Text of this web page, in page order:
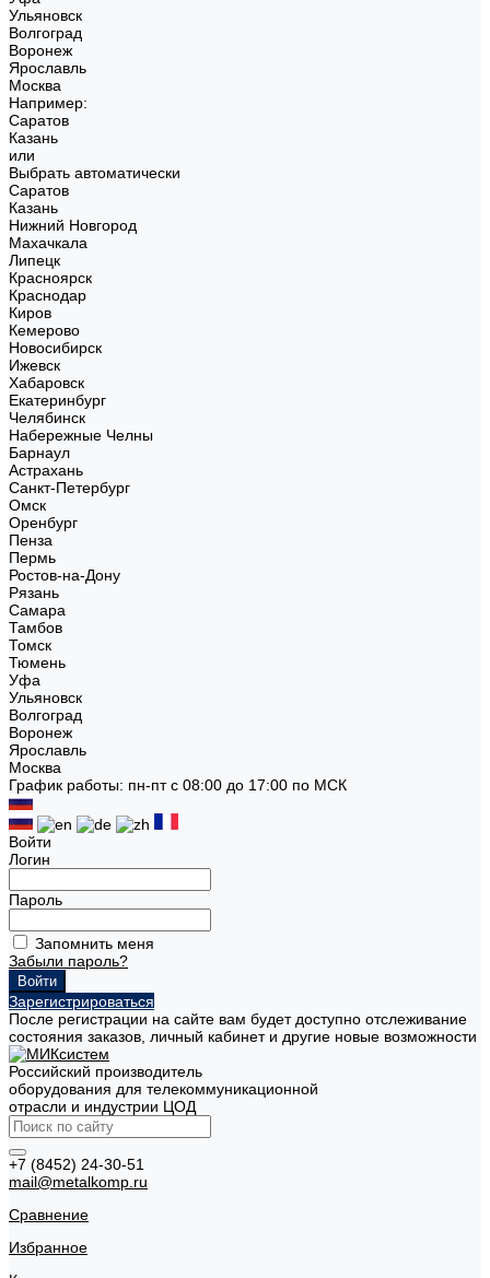
Ульяновск
Волгоград
Воронеж
Ярославль
Москва
Например:
Саратов
Казань
или
Выбрать автоматически
Саратов
Казань
Нижний Новгород
Махачкала
Липецк
Красноярск
Краснодар
Киров
Кемерово
Новосибирск
Ижевск
Хабаровск
Екатеринбург
Челябинск
Набережные Челны
Барнаул
Астрахань
Санкт-Петербург
Омск
Оренбург
Пенза
Пермь
Ростов-на-Дону
Рязань
Самара
Тамбов
Томск
Тюмень
Уфа
Ульяновск
Волгоград
Воронеж
Ярославль
Москва
График работы: пн-пт с 08:00 до 17:00 по МСК
Войти
Логин
Пароль
Запомнить меня
Забыли пароль?
Зарегистрироваться
После регистрации на сайте вам будет доступно отслеживание
состояния заказов, личный кабинет и другие новые возможности
Российский производитель
оборудования для телекоммуникационной
отрасли и индустрии ЦОД
+7 (8452) 24-30-51
mail@metalkomp.ru
Сравнение
Избранное